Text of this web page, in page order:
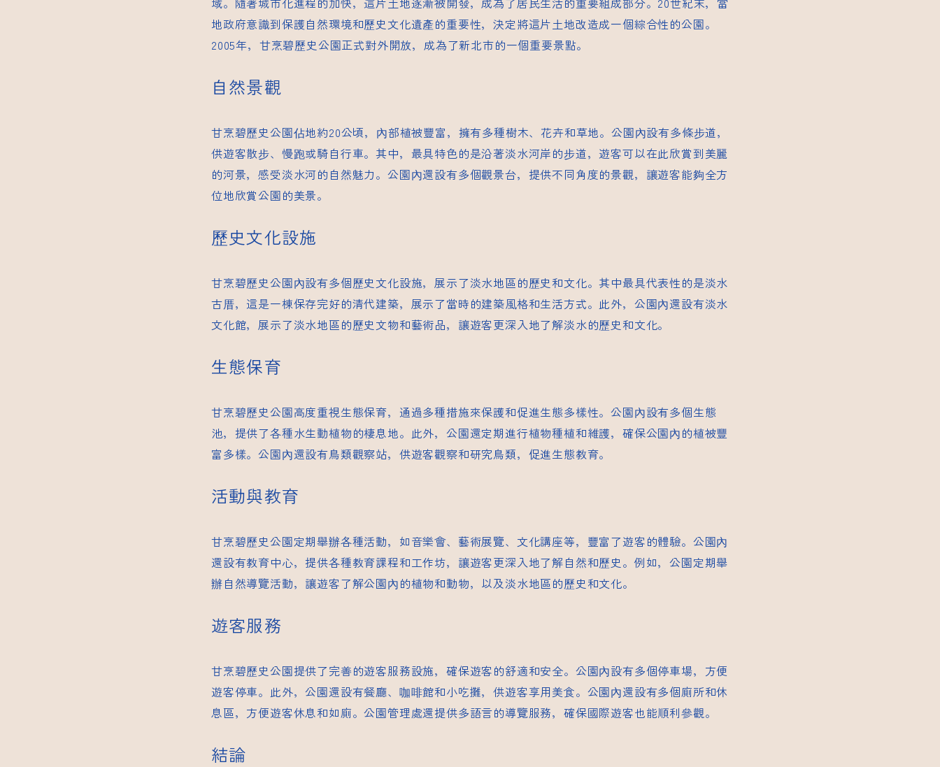
地政府意識到保護自然環境和歷史文化遺產的重要性，決定將這片土地改造成一個綜合性的公園。
2005年，甘烹碧歷史公園正式對外開放，成為了新北市的一個重要景點。
自然景觀
甘烹碧歷史公園佔地約20公頃，內部植被豐富，擁有多種樹木、花卉和草地。公園內設有多條步道，
供遊客散步、慢跑或騎自行車。其中，最具特色的是沿著淡水河岸的步道，遊客可以在此欣賞到美麗
的河景，感受淡水河的自然魅力。公園內還設有多個觀景台，提供不同角度的景觀，讓遊客能夠全方
位地欣賞公園的美景。
歷史文化設施
甘烹碧歷史公園內設有多個歷史文化設施，展示了淡水地區的歷史和文化。其中最具代表性的是淡水
古厝，這是一棟保存完好的清代建築，展示了當時的建築風格和生活方式。此外，公園內還設有淡水
文化館，展示了淡水地區的歷史文物和藝術品，讓遊客更深入地了解淡水的歷史和文化。
生態保育
甘烹碧歷史公園高度重視生態保育，通過多種措施來保護和促進生態多樣性。公園內設有多個生態
池，提供了各種水生動植物的棲息地。此外，公園還定期進行植物種植和維護，確保公園內的植被豐
富多樣。公園內還設有鳥類觀察站，供遊客觀察和研究鳥類，促進生態教育。
活動與教育
甘烹碧歷史公園定期舉辦各種活動，如音樂會、藝術展覽、文化講座等，豐富了遊客的體驗。公園內
還設有教育中心，提供各種教育課程和工作坊，讓遊客更深入地了解自然和歷史。例如，公園定期舉
辦自然導覽活動，讓遊客了解公園內的植物和動物，以及淡水地區的歷史和文化。
遊客服務
甘烹碧歷史公園提供了完善的遊客服務設施，確保遊客的舒適和安全。公園內設有多個停車場，方便
遊客停車。此外，公園還設有餐廳、咖啡館和小吃攤，供遊客享用美食。公園內還設有多個廁所和休
息區，方便遊客休息和如廁。公園管理處還提供多語言的導覽服務，確保國際遊客也能順利參觀。
結論